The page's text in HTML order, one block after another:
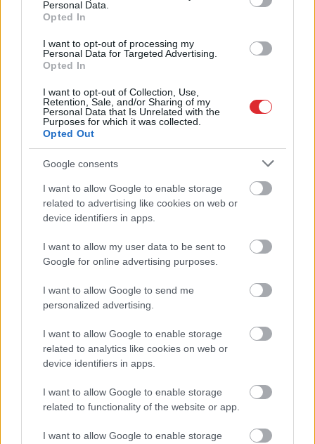
Personal Data.
Opted In
I want to opt-out of processing my
Personal Data for Targeted Advertising.
Opted In
I want to opt-out of Collection, Use,
Retention, Sale, and/or Sharing of my
Personal Data that Is Unrelated with the
Purposes for which it was collected.
Opted Out
Google consents
I want to allow Google to enable storage
related to advertising like cookies on web or
device identifiers in apps.
I want to allow my user data to be sent to
Google for online advertising purposes.
I want to allow Google to send me
personalized advertising.
I want to allow Google to enable storage
related to analytics like cookies on web or
device identifiers in apps.
I want to allow Google to enable storage
related to functionality of the website or app.
I want to allow Google to enable storage
dzimušās sievietes
VIDEO.Spānijas lidostā pēkšņi atskan
Raimonda Paula mūzika! Pie klavierēm –
Māris Grigalis
Neriskējiet ar savu veselību! Šos pārtikas
produktus pēc derīguma termiņa beigām
nekādā gadījumā nedrīkst lietot uzturā
latvieši pastāsta par situācijām lidostās,
kas var izjaukt ceļojumu pirms tas vispār
sācies
Lasīt citas ziņas
Atcelt Ziņot